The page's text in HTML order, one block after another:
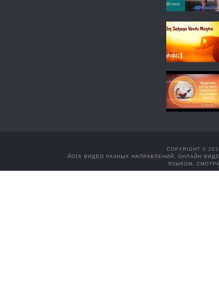
COPYRIGHT ©
ЙОГА ВИДЕО РАЗНЫХ НАПРАВЛЕНИЙ, ОНЛАЙН
ЯЗЫКОМ.